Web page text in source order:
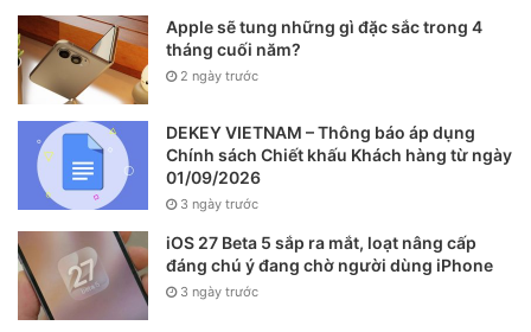
3. Cập nhật lên phiên bản iOS mới
nhất
Tình trạng lỗi khoá dọc màn hình này có thể nằm ở các
phiên bản phần mềm iOS thế hệ cũ, cho nên Apple sẽ
thường xuyên bổ sung việc sửa các lỗi vặt và thắt chặt bảo
mật hơn trong các phiên bản iOS mới. Bạn cũng hãy thử
cập nhật lên phiên bản iOS mới nhất để khắc phục lỗi trên
nhé!
Apple sẽ tung những gì đặc sắc trong 4
tháng cuối năm?
2 ngày trước
DEKEY VIETNAM – Thông báo áp dụng
Chính sách Chiết khấu Khách hàng từ ngày
01/09/2026
3 ngày trước
iOS 27 Beta 5 sắp ra mắt, loạt nâng cấp
đáng chú ý đang chờ người dùng iPhone
3 ngày trước